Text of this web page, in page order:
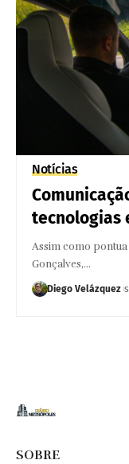
Notícias
tecnologias
Assim como pontua
Gonçalves,…
Diego Velázquez
SOBRE